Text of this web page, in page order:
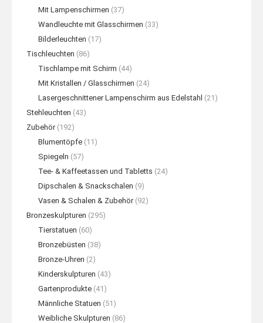
Mit Lampenschirmen (37)
Wandleuchte mit Glasschirmen (33)
Bilderleuchten (17)
Tischleuchten (86)
Tischlampe mit Schirm (44)
Mit Kristallen / Glasschirmen (24)
Lasergeschnittener Lampenschirm aus Edelstahl (21)
Stehleuchten (43)
Zubehör (192)
Blumentöpfe (11)
Spiegeln (57)
Tee- & Kaffeetassen und Tabletts (24)
Dipschalen & Snackschalen (9)
Vasen & Schalen & Zubehör (92)
Bronzeskulpturen (295)
Tierstatuen (60)
Bronzebüsten (38)
Bronze-Uhren (2)
Kinderskulpturen (43)
Gartenprodukte (41)
Männliche Statuen (51)
Weibliche Skulpturen (86)